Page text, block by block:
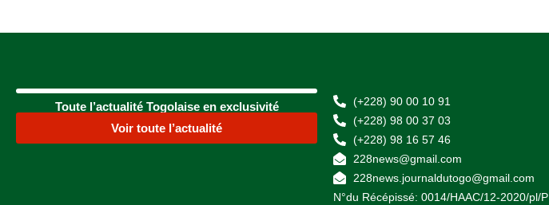
Toute l’actualité Togolaise en exclusivité
Voir toute l’actualité
(+228) 90 00 10 91
(+228) 98 00 37 03
(+228) 98 16 57 46
228news@gmail.com
228news.journaldutogo@gmail.com
N°du Récépissé: 0014/HAAC/12-2020/pl/P